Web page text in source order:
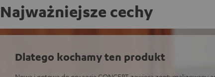
Najważniejsze cechy
Dlatego kochamy ten produkt